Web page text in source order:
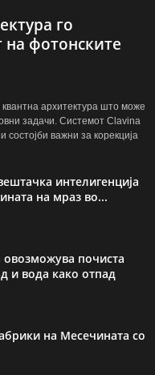
го
фотонските
архитектура што може
задачи. Системот Clavina
важни за корекција
интелигенција
на мраз во...
почиста
и вода како отпад
на Месечината со